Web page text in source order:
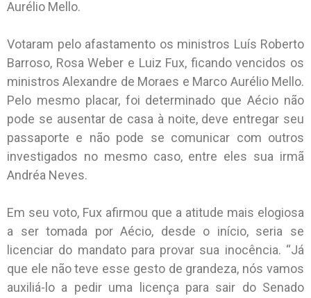
Aurélio Mello.
Votaram pelo afastamento os ministros Luís Roberto
Barroso, Rosa Weber e Luiz Fux, ficando vencidos os
ministros Alexandre de Moraes e Marco Aurélio Mello.
Pelo mesmo placar, foi determinado que Aécio não
pode se ausentar de casa à noite, deve entregar seu
passaporte e não pode se comunicar com outros
investigados no mesmo caso, entre eles sua irmã
Andréa Neves.
Em seu voto, Fux afirmou que a atitude mais elogiosa
a ser tomada por Aécio, desde o início, seria se
licenciar do mandato para provar sua inocência. “Já
que ele não teve esse gesto de grandeza, nós vamos
auxiliá-lo a pedir uma licença para sair do Senado